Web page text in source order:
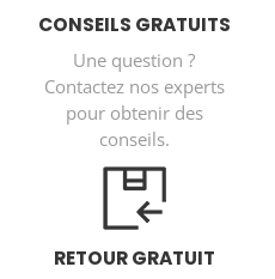
CONSEILS GRATUITS
Une question ?
Contactez nos experts
pour obtenir des
conseils.
RETOUR GRATUIT